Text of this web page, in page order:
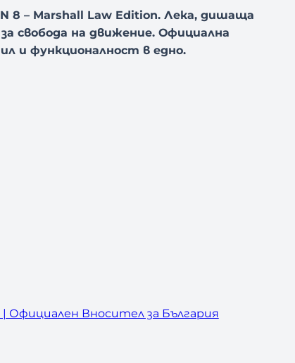
8 – Marshall Law Edition. Лека, дишаща
свобода на движение. Официална
и функционалност в едно.
| Официален Вносител за България